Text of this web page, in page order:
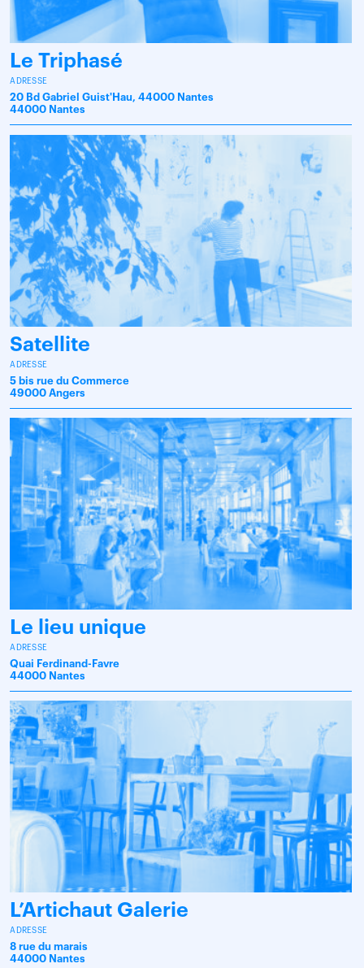
Le Triphasé
ADRESSE
20 Bd Gabriel Guist'Hau, 44000 Nantes
44000 Nantes
Satellite
ADRESSE
5 bis rue du Commerce
49000 Angers
Le lieu unique
ADRESSE
Quai Ferdinand-Favre
44000 Nantes
L’Artichaut Galerie
ADRESSE
8 rue du marais
44000 Nantes